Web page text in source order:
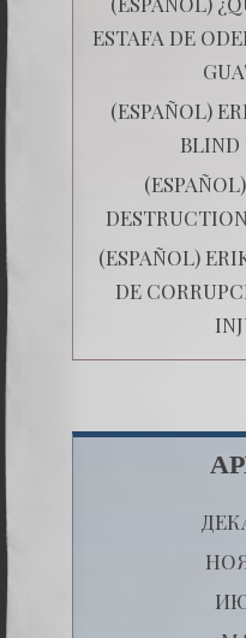
ESTAFA DE
(ESPAÑOL)
BLIND
(ESPAÑOL)
DE